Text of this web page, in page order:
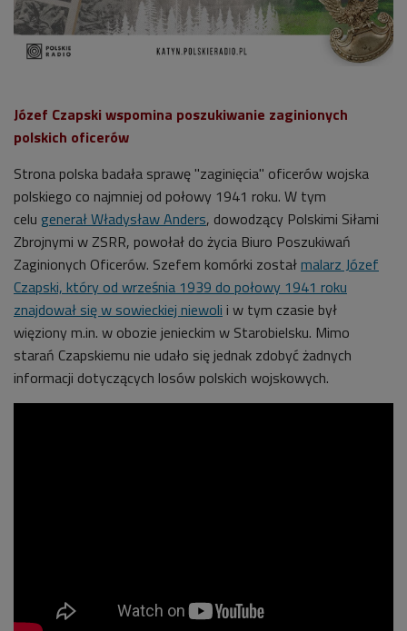
Józef Czapski wspomina poszukiwanie zaginionych
polskich oficerów
Strona polska badała sprawę "zaginięcia" oficerów wojska
polskiego co najmniej od połowy 1941 roku. W tym
celu generał Władysław Anders, dowodzący Polskimi Siłami
Zbrojnymi w ZSRR, powołał do życia Biuro Poszukiwań
Zaginionych Oficerów. Szefem komórki zostałmalarz Józef
Czapski, który od września 1939 do połowy 1941 roku
znajdował się w sowieckiej niewoli i w tym czasie był
więziony m.in. w obozie jenieckim w Starobielsku. Mimo
starań Czapskiemu nie udało się jednak zdobyć żadnych
informacji dotyczących losów polskich wojskowych.